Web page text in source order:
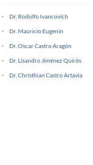
Dr. Rodolfo Ivancovich
Dr. Mauricio Eugenin
Dr. Oscar Castro Aragón
Dr. Lisandro Jiménez Quirós
Dr. Christhian Castro Artavia